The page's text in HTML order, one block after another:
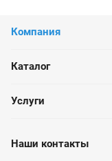
Компания
Каталог
Услуги
Наши контакты